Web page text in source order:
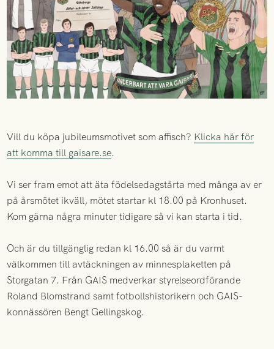
Vill du köpa jubileumsmotivet som affisch? Klicka här för
att komma till gaisare.se.
Vi ser fram emot att äta födelsedagstårta med många av er
på årsmötet ikväll, mötet startar kl 18.00 på Kronhuset.
Kom gärna några minuter tidigare så vi kan starta i tid.
Och är du tillgänglig redan kl 16.00 så är du varmt
välkommen till avtäckningen av minnesplaketten på
Storgatan 7. Från GAIS medverkar styrelseordförande
Roland Blomstrand samt fotbollshistorikern och GAIS-
konnässören Bengt Gellingskog.